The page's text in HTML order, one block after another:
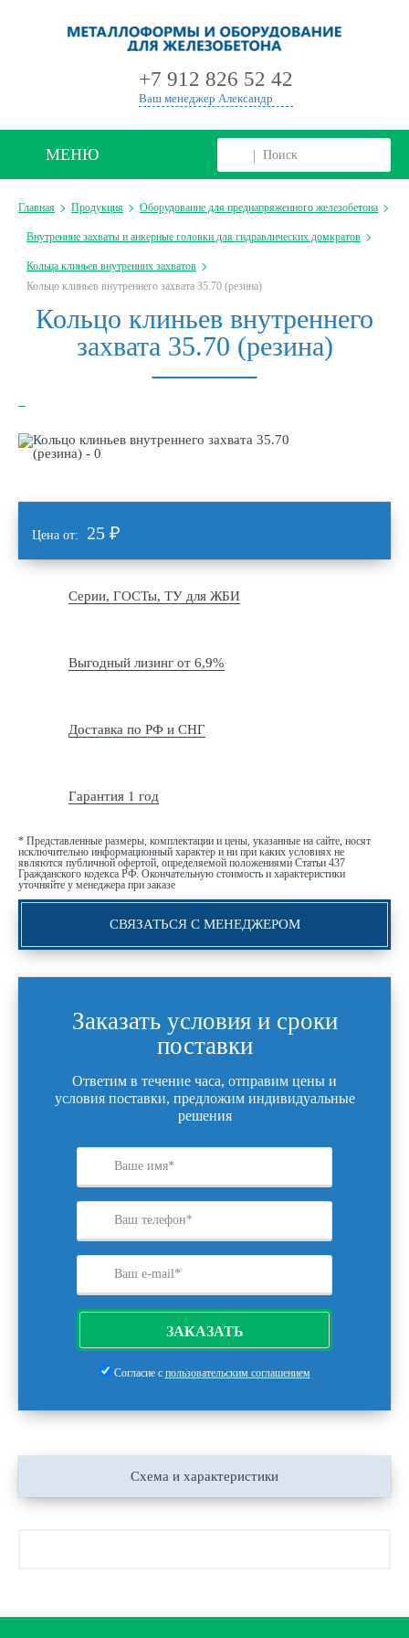
+7 912 826 52 42
Ваш менеджер Александр
МЕНЮ
Главная Продукция Оборудование для преднапряженного железобетона
Внутренние захваты и анкерные головки для гидравлических домкратов
Кольца клиньев внутренних захватов
Кольцо клиньев внутреннего захвата 35.70 (резина)
Кольцо клиньев внутреннего
захвата 35.70 (резина)
Цена от: 25 ₽
Серии, ГОСТы, ТУ для ЖБИ
Выгодный лизинг от 6,9%
Доставка по РФ и СНГ
Гарантия 1 год
* Представленные размеры, комплектации и цены, указанные на сайте, носят
исключительно информационный характер и ни при каких условиях не
являются публичной офертой, определяемой положениями Статьи 437
Гражданского кодекса РФ. Окончательную стоимость и характеристики
уточняйте у менеджера при заказе
СВЯЗАТЬСЯ С МЕНЕДЖЕРОМ
Заказать условия и сроки
поставки
Ответим в течение часа, отправим цены и
условия поставки, предложим индивидуальные
решения
ЗАКАЗАТЬ
Согласие с пользовательским соглашением
Схема и характеристики